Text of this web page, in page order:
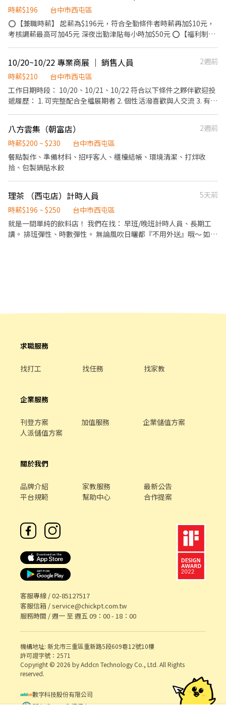
你旅遊我贊助，每年職福會提供你旅遊津貼 好好享受幸福人生🧏🏻‍♀️
時薪$196
台中市西屯區
⭕【兼職時薪】 起薪為$196元，符合全勤條件者時薪再加$10元，
考核調薪最高可加45元 深夜出勤津貼每小時加$50元 ⭕【福利制
健檢 ★勞保、健保，6％勞退提撥 ⭕【工作說明】 《內場》:餐點製
作、食材備料、進貨盤點 《外場》:接待服務顧客、收銀結帳、環境
整潔 用最快速的速度提供美味的牛丼！ 用最有元氣的服務使顧客露
出滿意的笑容！ ★開朗活潑有笑容 ★ＳＯＰ專業流程 ★無經驗可
成為全球第一的連鎖餐飲集團。 我們堅持使用安全及高品質的食
材，當場現點現作提供美味可口的日本國民美食-牛丼/咖哩，並以
舒適衛生的用餐環境、熱情用心的服務態度、平實親民的誠懇價
格，強調食品安全，顧客安心。不論是單獨一人、與家人一起、朋
友一起，皆可享受用餐的樂趣。
10/20~10/22 專業商展 ｜ 銷售人員
2週前
時薪$210
台中市西屯區
工作日期時段： 10/20、10/21、10/22 符合以下條件之夥伴歡迎投
遞履歷： 1. 可完整配合全檔展期者 2. 個性活潑喜歡與人交流 3. 有展
整潔環境。 4.其他主管交辦事宜及支援事項。 【工作服裝】 著黑色
褲子，不可穿破洞牛仔褲。 不可穿拖鞋、露趾鞋，請穿著黑色運動
鞋。 公司統一發放制服、帽子。 升遷制度 - 1. 配合數個檔期並評核
通過，調整職位薪資． 2. 而後持續配合檔期並評核通過，調整職位
有限，我們審慎決定邀約人選進行視訊面試，其他遴選人則不另行
通知． 此職務於第一階段書審，第二階段採視訊面試。經書審通過
八方雲集（朝富店）
2週前
時薪$200 ~ $230
台中市西屯區
餐點製作、準備材料、招呼客人、櫃檯結帳、環境清潔、打烊收
拾、包製鍋貼水餃
理茶 （西屯店）計時人員
5天前
時薪$196 ~ $250
台中市西屯區
就是一間單純的飲料店！ 我們在找： 早班/晚班計時人員、長期工
讀。 排班彈性、時數彈性。 無論風吹日曬都『不用外送』哦～ 如果
銀及環境整理外，也會依照門市營運需求安排相關工作，因此需要
能接受工作調度及主管安排，不適合習慣自行認定工作範圍的求職
出勤
求職服務
找打工 找任務 找家教
企業服務
刊登方案 加值服務
企業儲值方案
人派儲值方案
關於我們
品牌介紹 家教服務
最新公告
平台規範
幫助中心 合作提案
客服專線 /02-85127517
客服信箱 /service@chickpt.com.tw
服務時間 / 週一 至 週五 09：00 - 18：00
機構地址: 新北市三重區重新路5段609巷12號10樓
許可證字號：2571
Copyright © 2026 by Addcn Technology Co., Ltd. All Rights
reserved.
數字科技股份有限公司